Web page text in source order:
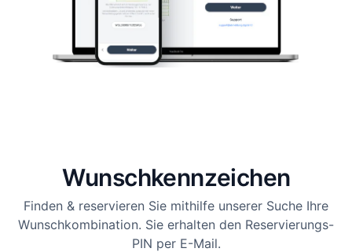
Wunsch­kennzeichen
Finden & reservieren Sie mithilfe unserer Suche Ihre
Wunschkombination. Sie erhalten den Reservierungs-
PIN per E-Mail.